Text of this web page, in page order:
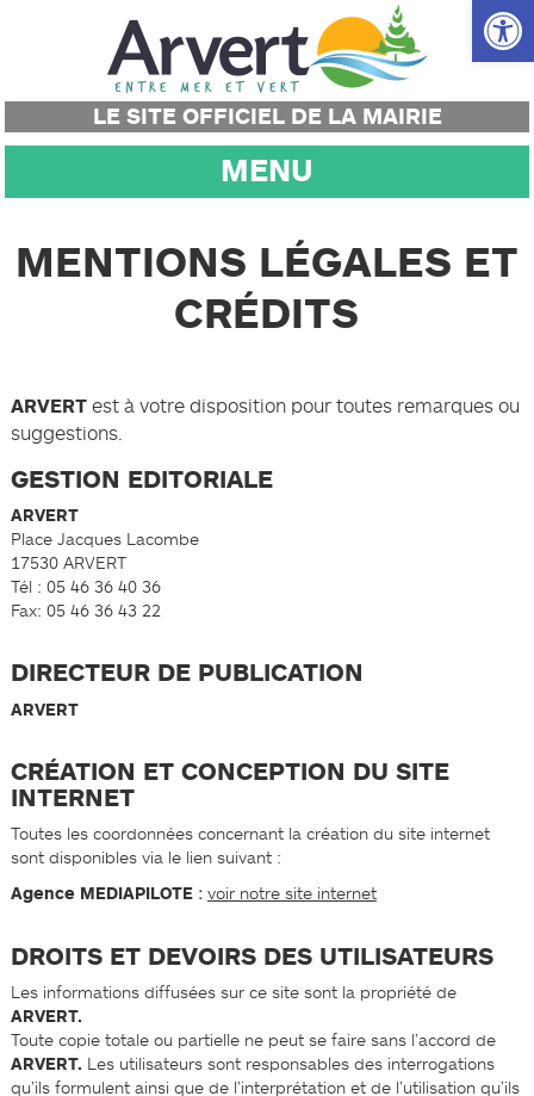
Ouvrir
LE SITE OFFICIEL DE LA MAIRIE
MENU
MENTIONS LÉGALES ET
CRÉDITS
ARVERTest à votre disposition pour toutes remarques ou
suggestions.
GESTION EDITORIALE
ARVERT
Place Jacques Lacombe
17530 ARVERT
Tél : 05 46 36 40 36
Fax: 05 46 36 43 22
DIRECTEUR DE PUBLICATION
ARVERT
CRÉATION ET CONCEPTION DU SITE
INTERNET
Toutes les coordonnées concernant la création du site internet
sont disponibles via le lien suivant :
Agence MEDIAPILOTE: voir notre site internet
DROITS ET DEVOIRS DES UTILISATEURS
Les informations diffusées sur ce site sont la propriété de
ARVERT.
Toute copie totale ou partielle ne peut se faire sans l’accord de
ARVERT.Les utilisateurs sont responsables des interrogations
qu’ils formulent ainsi que de l’interprétation et de l’utilisation qu’ils